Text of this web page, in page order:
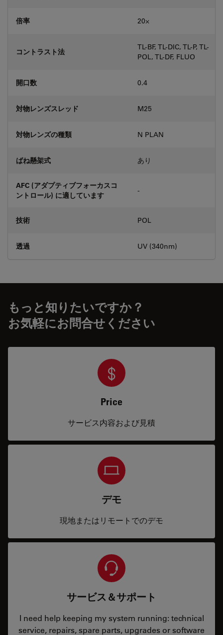
倍率 20⨉
コントラスト法
TL-BF, TL-DIC, TL-P, TL-
POL, TL-DF, FLUO
開口数 0.4
対物レンズスレッド M25
対物レンズの種類 N PLAN
ばね懸架式 あり
AFC (アダプティブフォーカスコ
ントロール) に適しています
-
技術 POL
透過 UV (340nm)
もっと知りたいですか？
お気軽にお問合せください
Price
サービス内容および見積
デモ
現地またはリモートでのデモ
サービス＆サポート
I need help keeping my system running: technical
service, repairs, spare parts, upgrades or software